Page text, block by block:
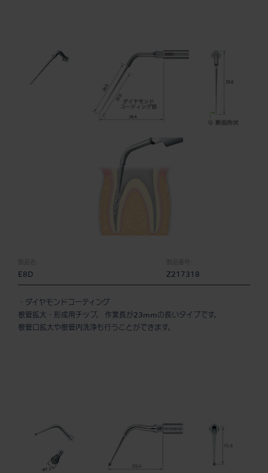
製品名:
E8D
製品番号:
Z217318
・ダイヤモンドコーティング
根管拡大・形成用チップ。 作業長が23mmの長いタイプです。
根管口拡大や根管内洗浄も行うことができます。